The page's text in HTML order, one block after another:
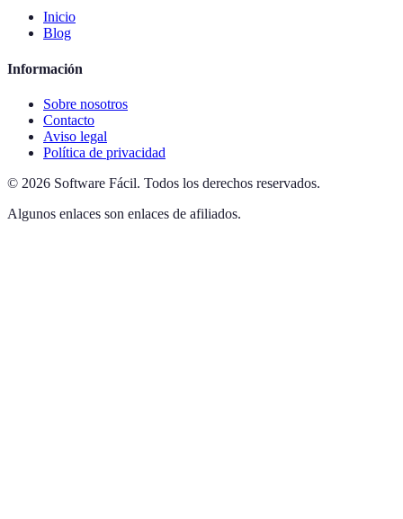
Inicio
Blog
Información
Sobre nosotros
Contacto
Aviso legal
Política de privacidad
© 2026 Software Fácil. Todos los derechos reservados.
Algunos enlaces son enlaces de afiliados.